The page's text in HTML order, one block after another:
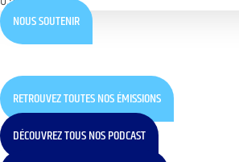
NOUS SOUTENIR
RETROUVEZ TOUTES NOS ÉMISSIONS
DÉCOUVREZ TOUS NOS PODCAST